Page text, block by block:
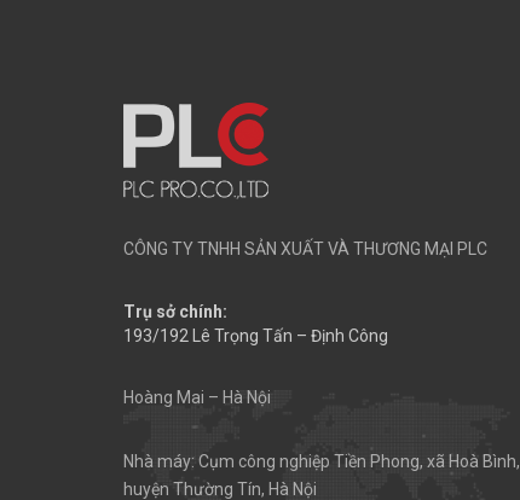
CÔNG TY TNHH SẢN XUẤT VÀ THƯƠNG MẠI PLC
Trụ sở chính:
193/192 Lê Trọng Tấn – Định Công
Hoàng Mai – Hà Nội
Nhà máy: Cụm công nghiệp Tiền Phong, xã Hoà Bình,
huyện Thường Tín, Hà Nội